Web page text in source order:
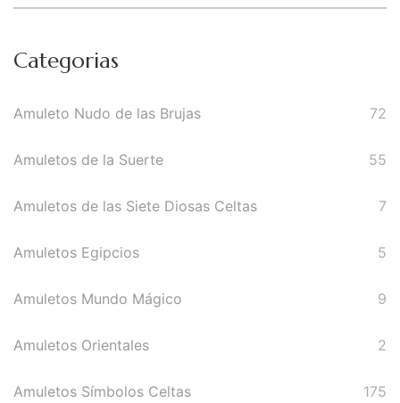
Aceites para ritual
Aguas para Ritual
Ritual
Inciensos y Resinas para
Chakras
por:
Categorias
Amuleto Nudo de las Brujas 72
Amuletos de la Suerte 55
Amuletos de las Siete Diosas Celtas 7
Amuletos Egipcios 5
Amuletos Mundo Mágico 9
Amuletos Orientales 2
Amuletos Símbolos Celtas 175